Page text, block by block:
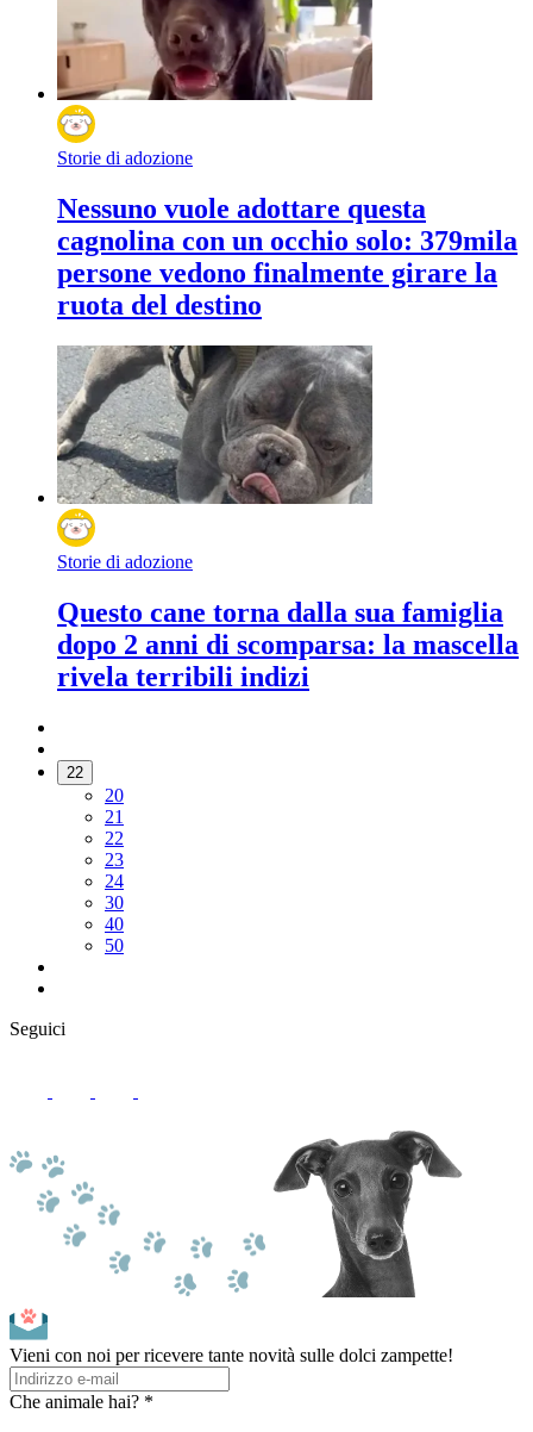
Storie di adozione
Nessuno vuole adottare questa
cagnolina con un occhio solo: 379mila
persone vedono finalmente girare la
ruota del destino
Storie di adozione
Questo cane torna dalla sua famiglia
dopo 2 anni di scomparsa: la mascella
rivela terribili indizi
22
20
21
22
23
24
30
40
50
Seguici
Vieni con noi per ricevere tante novità sulle dolci zampette!
Che animale hai? *